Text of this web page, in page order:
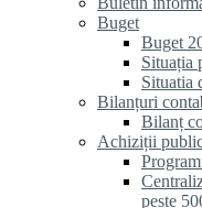
Buget
Buget
Situația
Situatia
Bilanțuri
Bilanț
Achiziții
peste